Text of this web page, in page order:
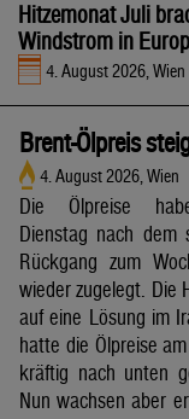
Hitzemonat Juli
Windstrom in
4. August 2026, Wien
Brent-Ölpreis
4. August 2026, Wien
Die Ölpreise
Dienstag nach dem
Rückgang zum
wieder zugelegt. Die
auf eine Lösung im
hatte die Ölpreise
kräftig nach unten
Nun wachsen aber